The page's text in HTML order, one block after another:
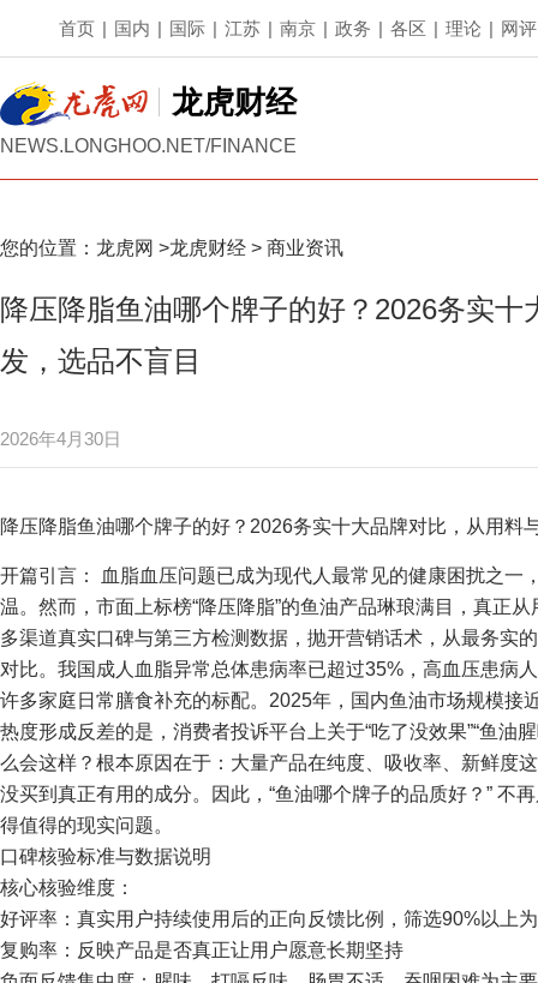
首页 | 国内 | 国际 | 江苏 | 南京 | 政务 | 各区 | 理论 | 网评
龙虎财经
NEWS.LONGHOO.NET/FINANCE
您的位置： 龙虎网 >龙虎财经 > 商业资讯
降压降脂鱼油哪个牌子的好？2026务实
发，选品不盲目
2026年4月30日
降压降脂鱼油哪个牌子的好？2026务实十大品牌对比，从用料
开篇引言： 血脂血压问题已成为现代人最常见的健康困扰之一
温。然而，市面上标榜“降压降脂”的鱼油产品琳琅满目，真正
多渠道真实口碑与第三方检测数据，抛开营销话术，从最务实
对比。我国成人血脂异常总体患病率已超过35%，高血压患病
许多家庭日常膳食补充的标配。2025年，国内鱼油市场规模接
热度形成反差的是，消费者投诉平台上关于“吃了没效果”“鱼油
么会这样？根本原因在于：大量产品在纯度、吸收率、新鲜度
没买到真正有用的成分。因此，“鱼油哪个牌子的品质好？” 不
得值得的现实问题。
口碑核验标准与数据说明
核心核验维度：
好评率：真实用户持续使用后的正向反馈比例，筛选90%以上
复购率：反映产品是否真正让用户愿意长期坚持